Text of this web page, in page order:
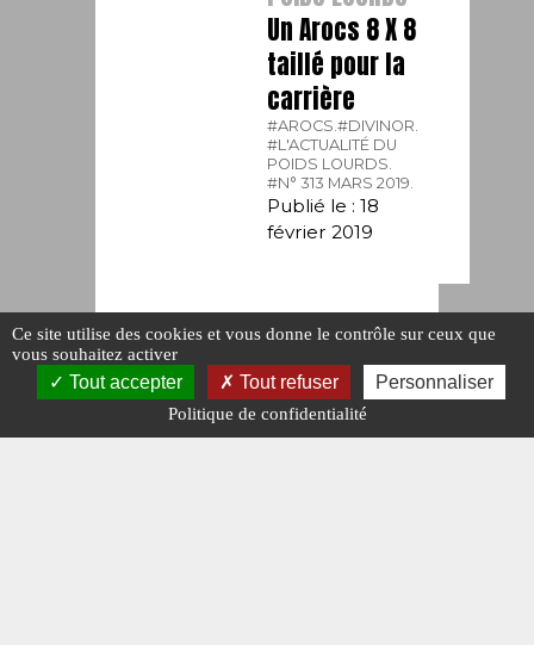
Un Arocs 8 X 8
taillé pour la
carrière
#AROCS. #DIVINOR.
#L'ACTUALITÉ DU
POIDS LOURDS.
#N° 313 MARS 2019.
Publié le : 18
février 2019
Ce site utilise des cookies et vous donne le contrôle sur ceux que
vous souhaitez activer
Tout accepter Tout refuser Personnaliser
Politique de confidentialité